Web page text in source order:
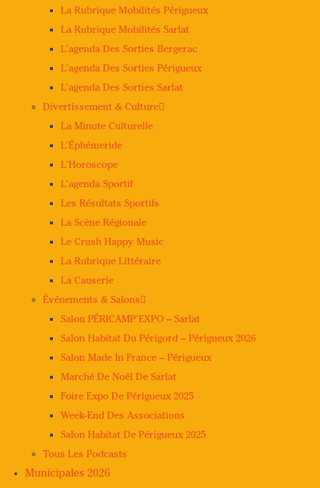
La Rubrique Mobilités Périgueux
La Rubrique Mobilités Sarlat
L’agenda Des Sorties Bergerac
L’agenda Des Sorties Périgueux
L’agenda Des Sorties Sarlat
Divertissement & Culture
La Minute Culturelle
L’Éphémeride
L’Horoscope
L’agenda Sportif
Les Résultats Sportifs
La Scène Régionale
Le Crush Happy Music
La Rubrique Littéraire
La Causerie
Événements & Salons
Salon PÉRICAMP’EXPO – Sarlat
Salon Habitat Du Périgord – Périgueux 2026
Salon Made In France – Périgueux
Marché De Noël De Sarlat
Foire Expo De Périgueux 2025
Week-End Des Associations
Salon Habitat De Périgueux 2025
Tous Les Podcasts
Municipales 2026